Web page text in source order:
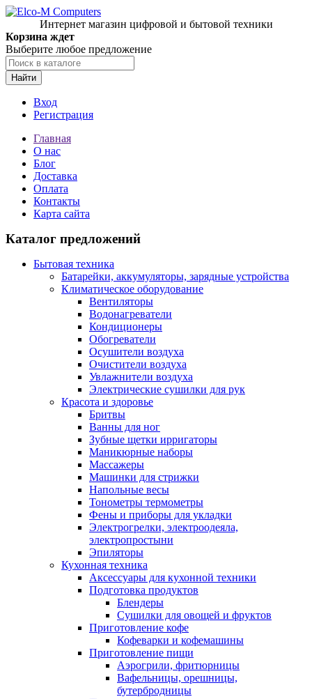
Интернет магазин цифровой и бытовой техники
Корзина ждет
Выберите любое предложение
Найти
Вход
Регистрация
Главная
О нас
Блог
Доставка
Оплата
Контакты
Карта сайта
Каталог предложений
Бытовая техника
Батарейки, аккумуляторы, зарядные устройства
Климатическое оборудование
Вентиляторы
Водонагреватели
Кондиционеры
Обогреватели
Осушители воздуха
Очистители воздуха
Увлажнители воздуха
Электрические сушилки для рук
Красота и здоровье
Бритвы
Ванны для ног
Зубные щетки ирригаторы
Маникюрные наборы
Массажеры
Машинки для стрижки
Напольные весы
Тонометры термометры
Фены и приборы для укладки
Электрогрелки, электроодеяла,
электропростыни
Эпиляторы
Кухонная техника
Аксессуары для кухонной техники
Подготовка продуктов
Блендеры
Сушилки для овощей и фруктов
Приготовление кофе
Кофеварки и кофемашины
Приготовление пищи
Аэрогрили, фритюрницы
Вафельницы, орешницы,
бутербродницы